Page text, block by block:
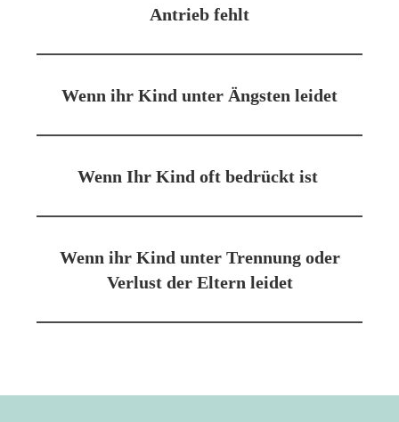
Antrieb fehlt
Wenn ihr Kind unter Ängsten leidet
Wenn Ihr Kind oft bedrückt ist
Wenn ihr Kind unter Trennung oder
Verlust der Eltern leidet